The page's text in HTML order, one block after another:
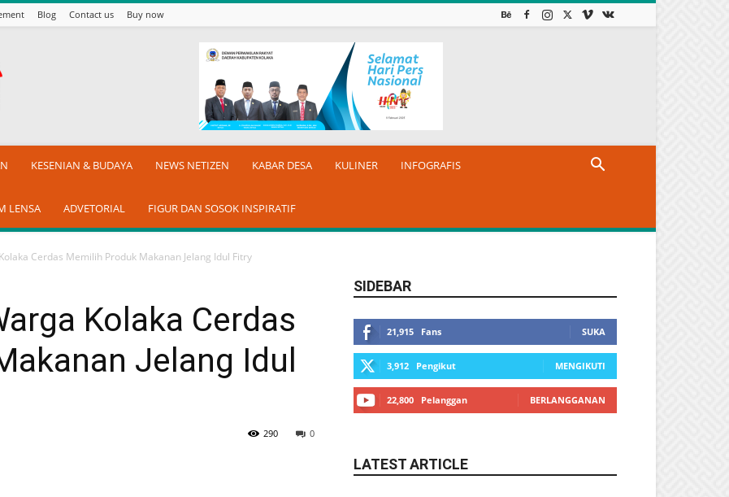
Blog Contact us Buy now
KESENIAN & BUDAYA NEWS NETIZEN KABAR DESA KULINER INFOGRAFIS
LENSA ADVETORIAL FIGUR DAN SOSOK INSPIRATIF
Cerdas Memilih Produk Makanan Jelang Idul Fitry
Kolaka Cerdas
Jelang Idul
0
290
SIDEBAR
21,915 Fans SUKA
3,912 Pengikut MENGIKUTI
22,800 Pelanggan BERLANGGANAN
LATEST ARTICLE